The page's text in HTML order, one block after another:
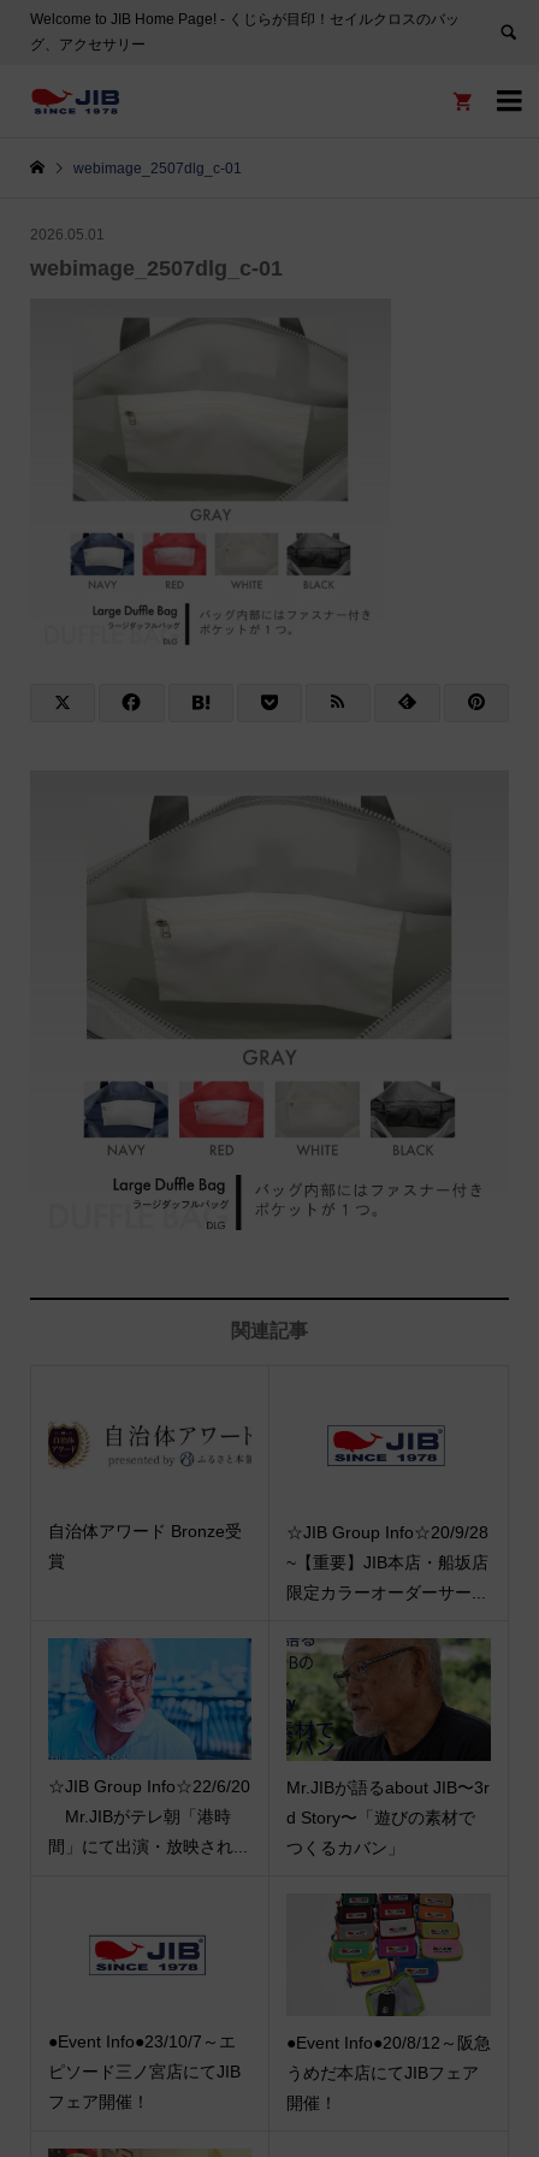
Welcome to JIB Home Page! ‐ くじらが目印！セイルクロスのバッ
グ、アクセサリー


webimage_2507dlg_c-01
2026.05.01
webimage_2507dlg_c-01
関連記事
自治体アワード Bronze受
賞
☆JIB Group Info☆20/9/28
~【重要】JIB本店・船坂店
限定カラーオーダーサー...
☆JIB Group Info☆22/6/20
Mr.JIBがテレ朝「港時
間」にて出演・放映され...
Mr.JIBが語るabout JIB〜3r
d Story〜「遊びの素材で
つくるカバン」
●Event Info●23/10/7～エ
ピソード三ノ宮店にてJIB
フェア開催！
●Event Info●20/8/12～阪急
うめだ本店にてJIBフェア
開催！